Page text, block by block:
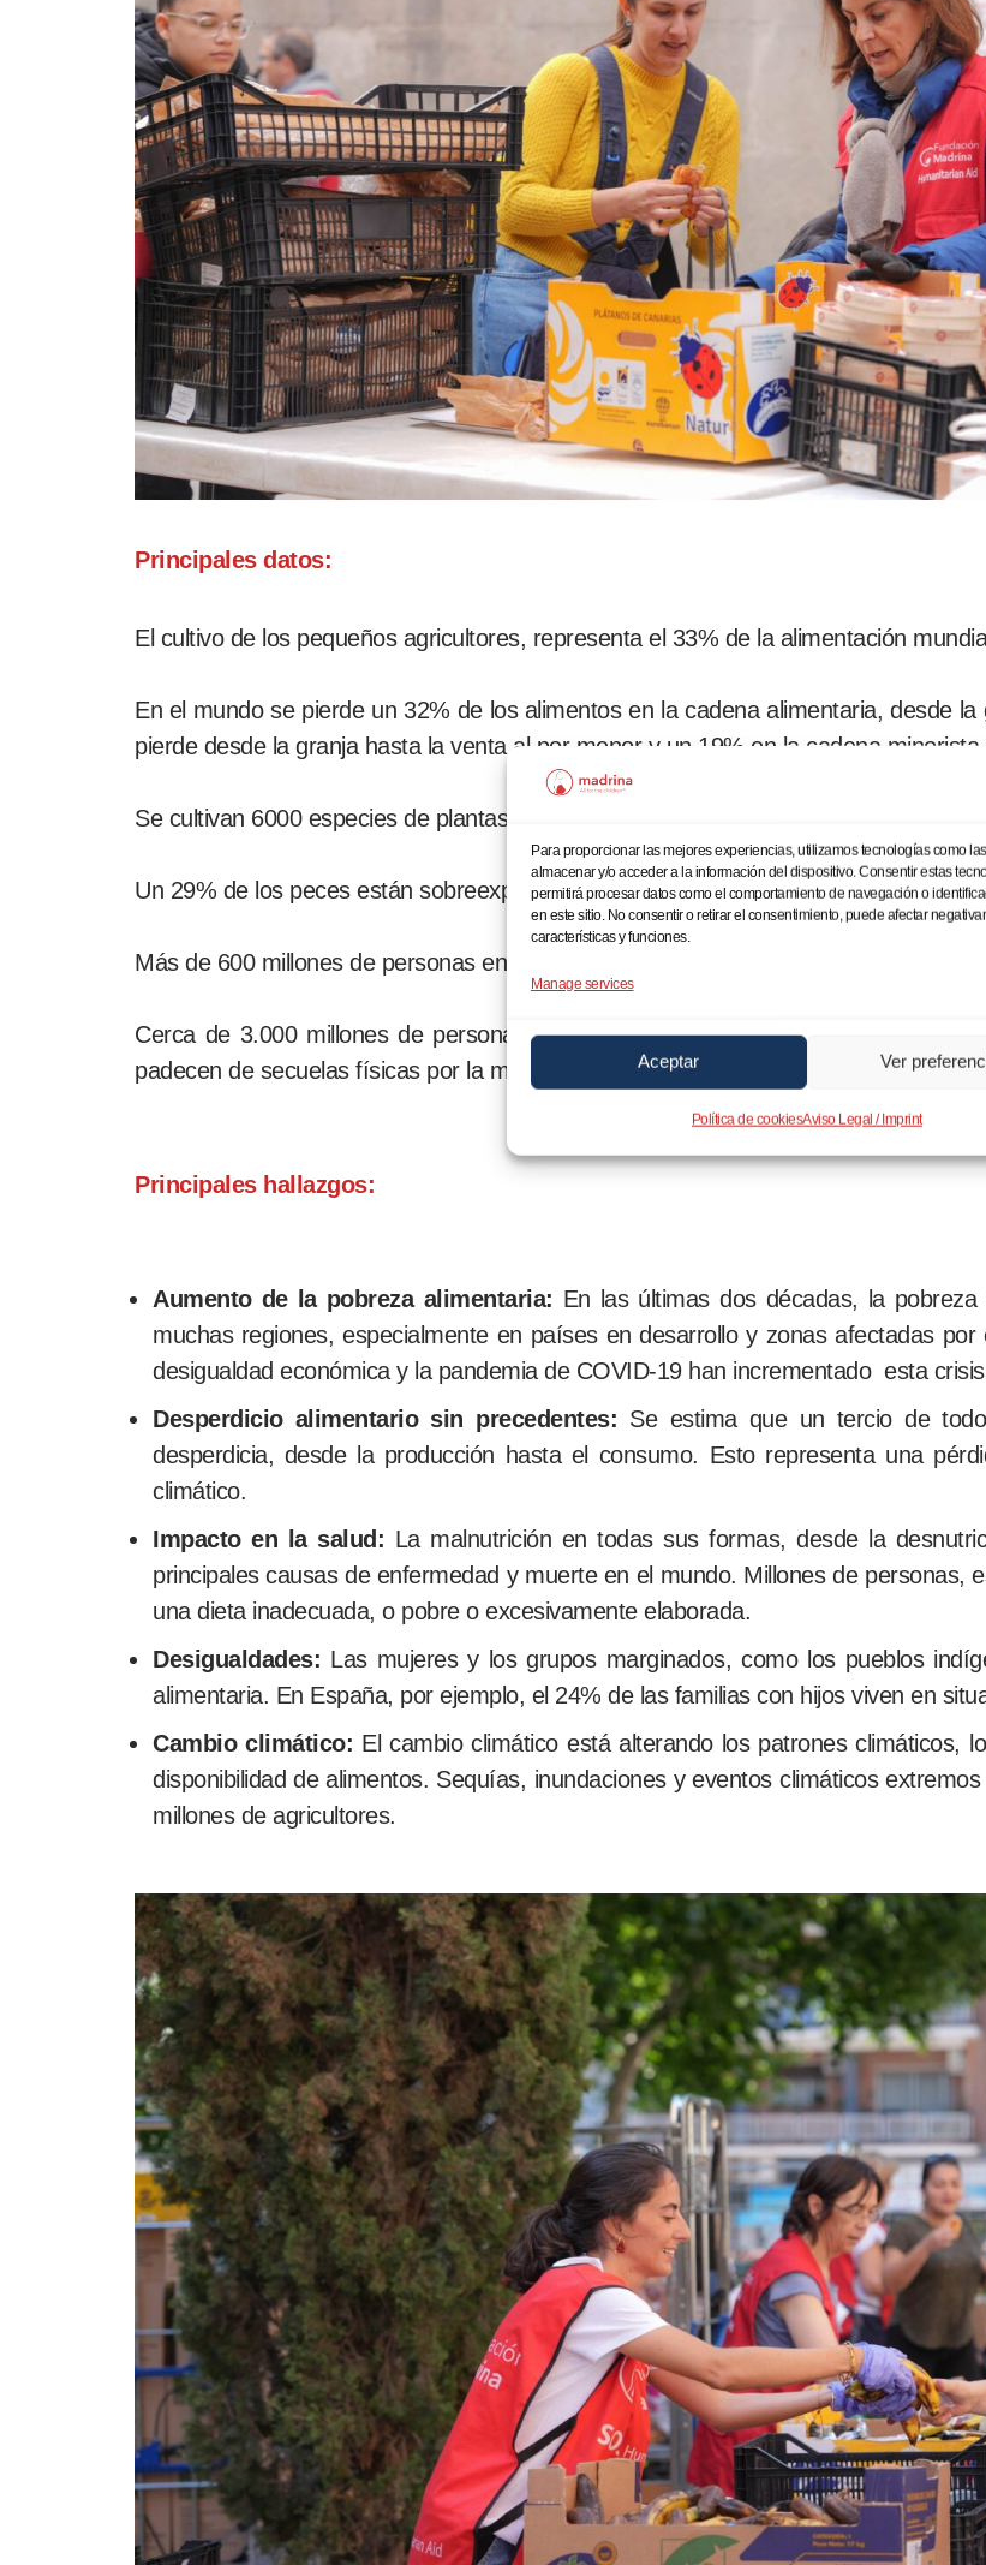
Para proporcionar las mejores experiencias, utilizamos tecnologías como
almacenar y/o acceder a la información del dispositivo. Consentir estas
permitirá procesar datos como el comportamiento de navegación o
en este sitio. No consentir o retirar el consentimiento, puede afectar
características y funciones.
Manage services
Aceptar Ver
Política de cookiesAviso Legal / Imprint
Principales datos:
El cultivo de los pequeños agricultores, representa el 33% de la alimentación
En el mundo se pierde un 32% de los alimentos en la cadena alimentaria, desde
pierde desde la granja hasta la venta al por menor y un 19% en la cadena
Se cultivan 6000 especies de plantas para el consumo pero solo 9 representan el
Un 29% de los peces están sobreexplotados y un 29% de las razas de ganado
Más de 600 millones de personas enferman en el mundo y 420.000 mueren por
Cerca de 3.000 millones de personas no pueden acceder a una dieta
padecen de secuelas físicas por la mala alimentación.
Principales hallazgos:
Aumento de la pobreza alimentaria: En las últimas dos décadas, la
muchas regiones, especialmente en países en desarrollo y zonas afectadas
desigualdad económica y la pandemia de COVID-19 han incrementado esta
Desperdicio alimentario sin precedentes: Se estima que un tercio de
desperdicia, desde la producción hasta el consumo. Esto representa una
climático.
Impacto en la salud: La malnutrición en todas sus formas, desde la
principales causas de enfermedad y muerte en el mundo. Millones de personas,
una dieta inadecuada, o pobre o excesivamente elaborada.
Desigualdades: Las mujeres y los grupos marginados, como los pueblos
alimentaria. En España, por ejemplo, el 24% de las familias con hijos viven en
Cambio climático: El cambio climático está alterando los patrones climáticos,
disponibilidad de alimentos. Sequías, inundaciones y eventos climáticos
millones de agricultores.